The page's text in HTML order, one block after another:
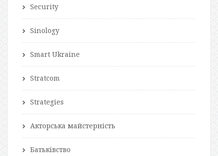
Security
Sinology
Smart Ukraine
Stratcom
Strategies
Акторська майстерність
Батьківство